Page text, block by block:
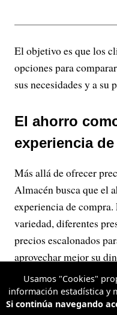
El objetivo es que los
opciones para
sus necesidades y a su
El ahorro
experiencia
Más allá de ofrecer
Almacén busca que el
experiencia de
variedad, diferentes
precios escalonados
aprovechar mejor su
Esta propuesta está
mercado semanal o
Usamos "Cookies"
información estadística y
Si continúa navegando